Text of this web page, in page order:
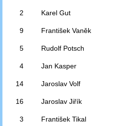
2 Karel Gut
9 František Vaněk
5 Rudolf Potsch
4 Jan Kasper
14 Jaroslav Volf
16 Jaroslav Jiřík
3 František Tikal